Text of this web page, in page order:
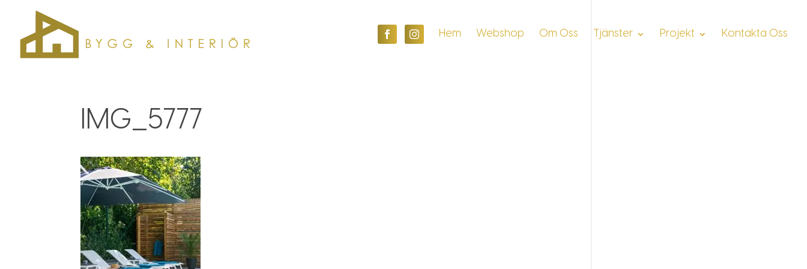
F I Hem Webshop Om Oss Tjänster Projekt Kontakta Oss
IMG_5777